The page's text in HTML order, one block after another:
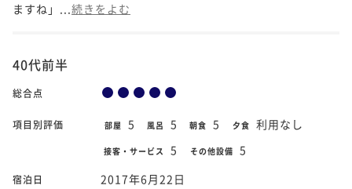
ますね」... 続きをよむ
40代前半
総合点
項目別評価 部屋 5 風呂 5 朝食 5 夕食 利用なし
接客・サービス 5 その他設備 5
宿泊日 2017年6月22日